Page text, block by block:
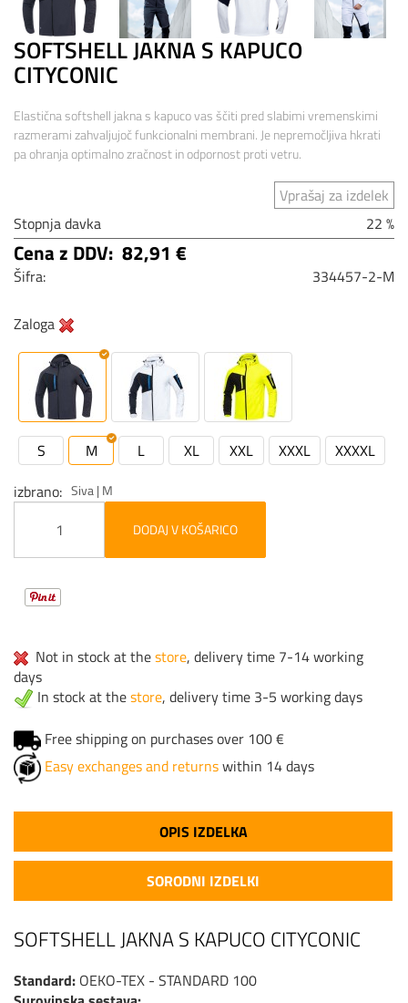
SOFTSHELL JAKNA S KAPUCO
CITYCONIC
Elastična softshell jakna s kapuco vas ščiti pred slabimi vremenskimi
razmerami zahvaljujoč funkcionalni membrani. Je nepremočljiva hkrati
pa ohranja optimalno zračnost in odpornost proti vetru.
Vprašaj za izdelek
Stopnja davka
22 %
Cena z DDV: 82,91 €
Šifra: 334457-2-M
Zaloga
S M L XL XXL XXXL
XXXXL
izbrano
Siva | M
DODAJ V KOŠARICO
Not in stock at thestore, delivery time 7-14 working
days
In stock at thestore, delivery time 3-5 working days
Free shipping on purchases over 100 €
Easy exchanges and returnswithin 14 days
OPIS IZDELKA
SORODNI IZDELKI
SOFTSHELL JAKNA S KAPUCO CITYCONIC
Standard: OEKO-TEX - STANDARD 100